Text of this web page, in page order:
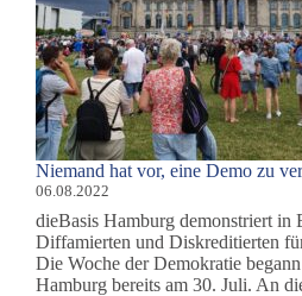
Niemand hat vor, eine Demo zu
06.08.2022
dieBasis Hamburg demonstriert
Diffamierten und Diskreditierten
Die Woche der Demokratie
Hamburg bereits am 30. Juli. An